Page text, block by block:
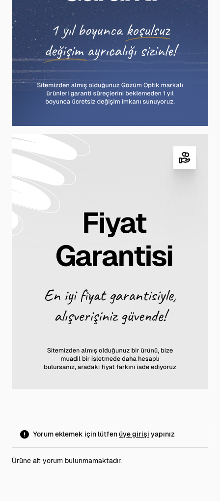
Yorum eklemek için lütfen üye girişi yapınız
Ürüne ait yorum bulunmamaktadır.